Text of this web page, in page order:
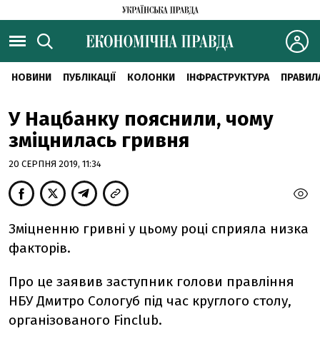
НОВИНИ ПУБЛІКАЦІЇ КОЛОНКИ ІНФРАСТРУКТУРА
У Нацбанку пояснили, чому
зміцнилась гривня
20 СЕРПНЯ 2019, 11:34
Зміцненню гривні у цьому році сприяла низка
факторів.
Про це заявив заступник голови правління
НБУ Дмитро Сологуб під час круглого столу,
організованого Finclub.